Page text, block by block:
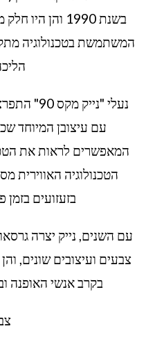
המשתמשת בטכנולוגיה
נעלי
עם עיצובן המיוחד
המאפשרים לראות את
הטכנולוגיה האווירית
בזעזועים בזמן
צבעים ועיצובים שונים,
בקרב אנשי האופנה